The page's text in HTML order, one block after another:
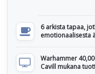
6 arkista tapaa,
emotionaalisesta
Warhammer
Cavill mukana